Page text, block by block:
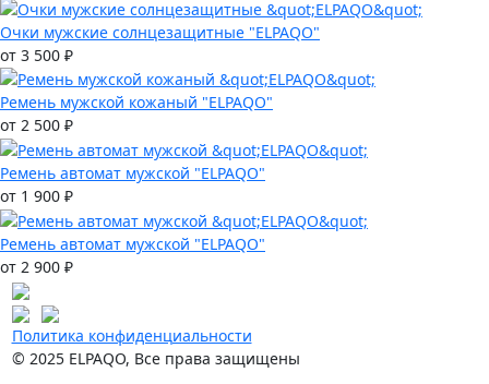
Очки мужские солнцезащитные "ELPAQO"
от 3 500 ₽
Ремень мужской кожаный "ELPAQO"
от 2 500 ₽
Ремень автомат мужской "ELPAQO"
от 1 900 ₽
Ремень автомат мужской "ELPAQO"
от 2 900 ₽
Политика конфиденциальности
© 2025 ELPAQO, Все права защищены